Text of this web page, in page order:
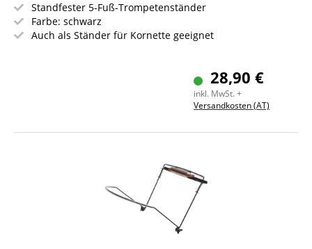
Standfester 5-Fuß-Trompetenständer
Farbe: schwarz
Auch als Ständer für Kornette geeignet
28,90 €
inkl. MwSt. +
Versandkosten (AT)